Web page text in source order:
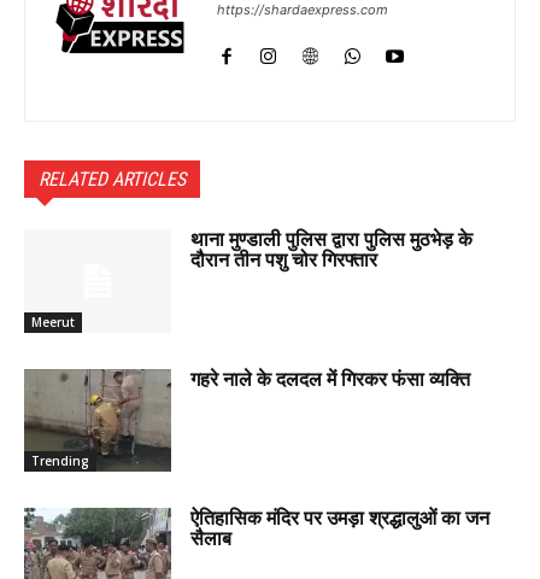
https://shardaexpress.com
RELATED ARTICLES
Meerut
थाना मुण्डाली पुलिस द्वारा पुलिस मुठभेड़ के
दौरान तीन पशु चोर गिरफ्तार
Trending
गहरे नाले के दलदल में गिरकर फंसा व्यक्ति
ऐतिहासिक मंदिर पर उमड़ा श्रद्धालुओं का जन
सैलाब